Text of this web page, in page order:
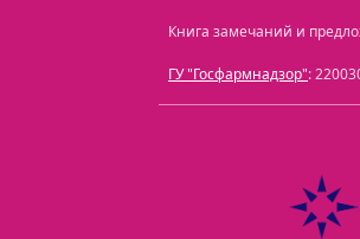
Книга замечаний и
ГУ "Госфармнадзор":